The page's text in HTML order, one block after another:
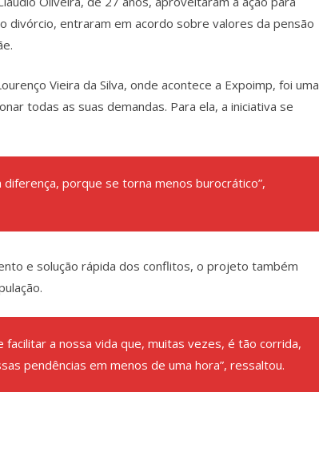
divórcio, entraram em acordo sobre valores da pensão
Vieira da Silva, onde acontece a Expoimp, foi uma
todas as suas demandas. Para ela, a iniciativa se
porque se torna menos burocrático”,
e solução rápida dos conflitos, o projeto também
a nossa vida que, muitas vezes, é tão corrida,
pendências em menos de uma hora”, ressaltou.